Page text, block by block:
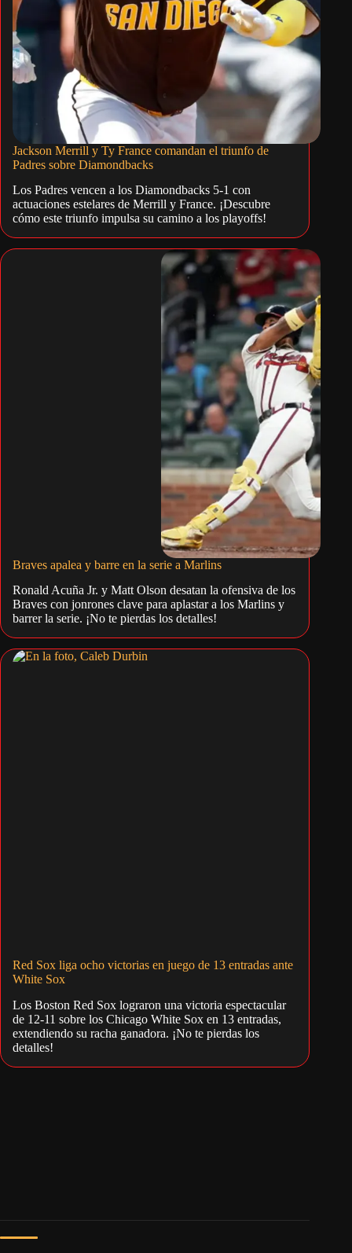
Jackson Merrill y Ty France comandan el triunfo de
Padres sobre Diamondbacks
Los Padres vencen a los Diamondbacks 5-1 con
actuaciones estelares de Merrill y France. ¡Descubre
cómo este triunfo impulsa su camino a los playoffs!
Braves apalea y barre en la serie a Marlins
Ronald Acuña Jr. y Matt Olson desatan la ofensiva de los
Braves con jonrones clave para aplastar a los Marlins y
barrer la serie. ¡No te pierdas los detalles!
Red Sox liga ocho victorias en juego de 13 entradas ante
White Sox
Los Boston Red Sox lograron una victoria espectacular
de 12-11 sobre los Chicago White Sox en 13 entradas,
extendiendo su racha ganadora. ¡No te pierdas los
detalles!